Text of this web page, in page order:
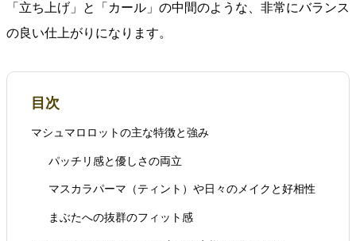
「立ち上げ」と「カール」の中間のような、非常にバランス
の良い仕上がりになります。
目次
マシュマロロットの主な特徴と強み
パッチリ感と優しさの両立
マスカラパーマ（ティント）や日々のメイクと好相性
まぶたへの抜群のフィット感